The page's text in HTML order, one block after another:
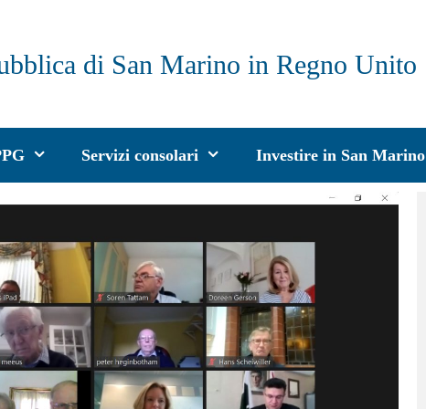
di San Marino in Regno Unito
Servizi consolari Investire in San Marino